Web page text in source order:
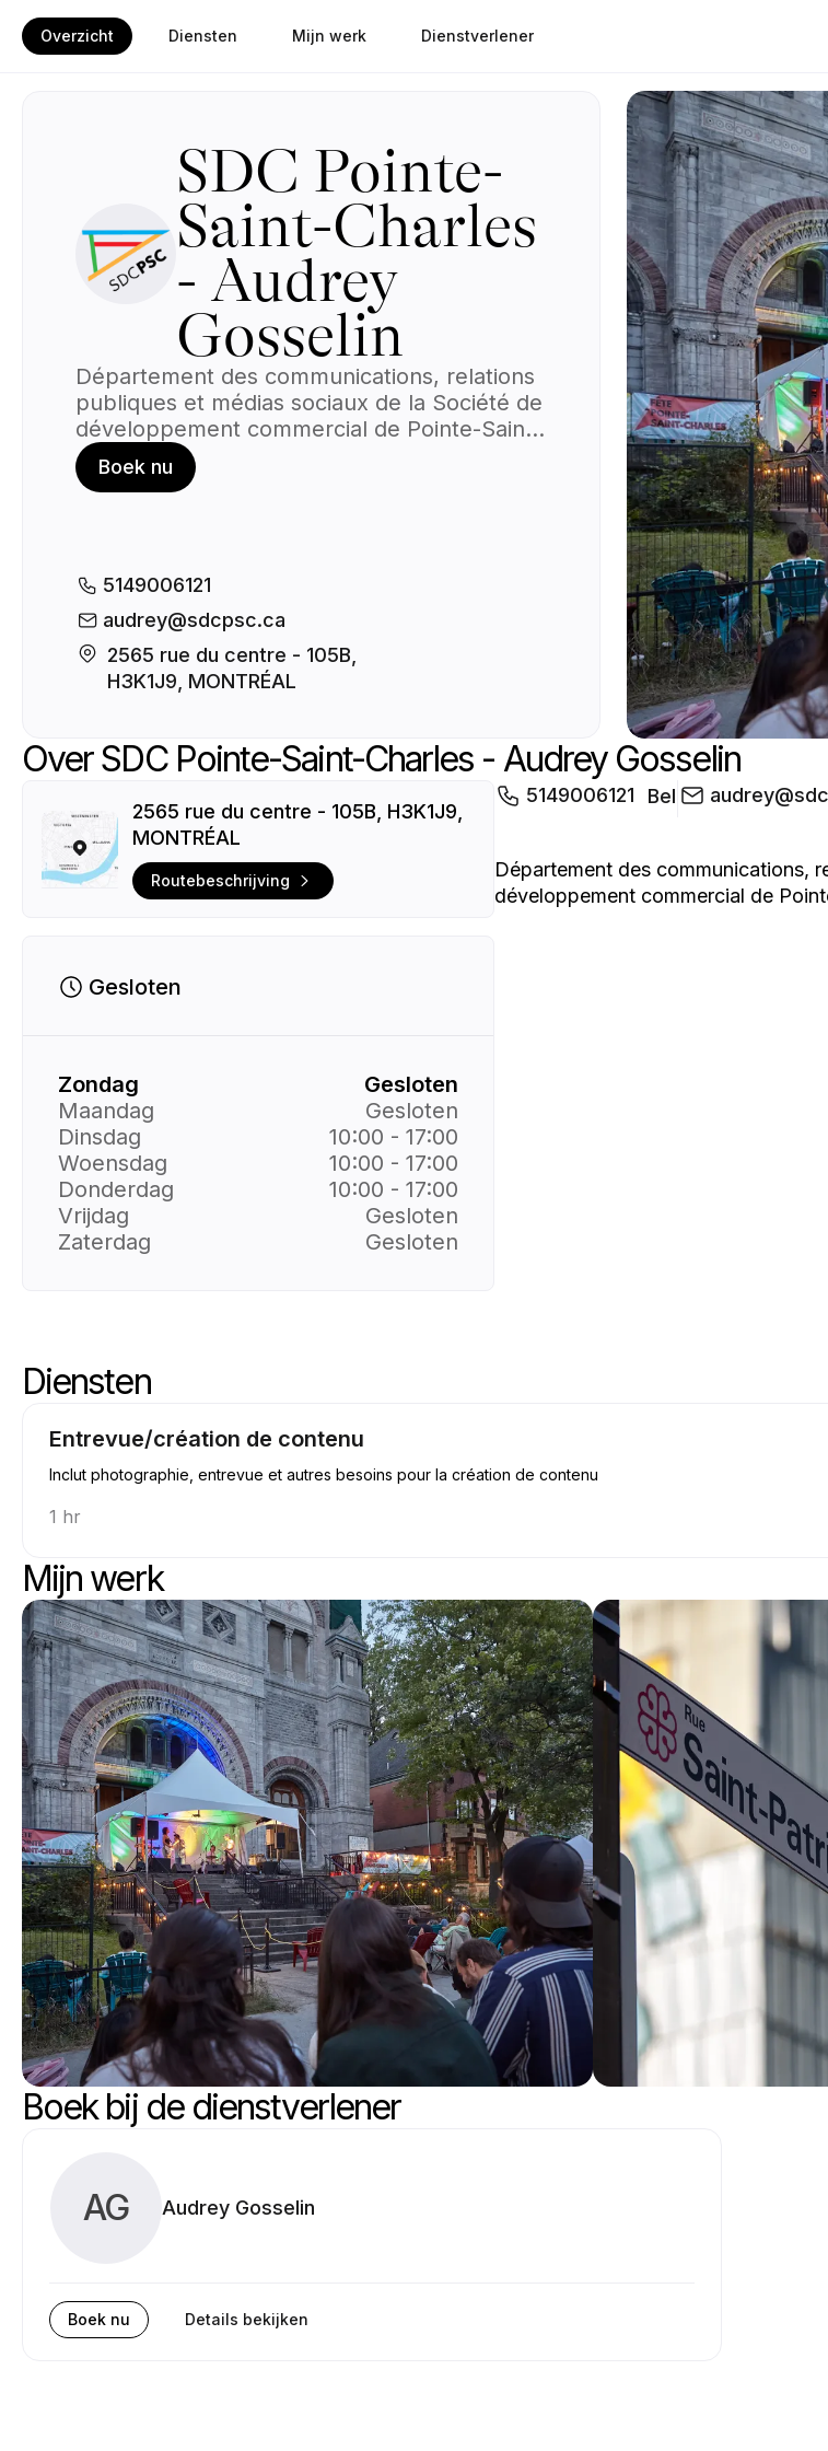
Overzicht Diensten Mijn werk Dienstverlener
SDC Pointe-
Saint-Charles
- Audrey
Gosselin
Département des communications, relations
publiques et médias sociaux de la Société de
développement commercial de Pointe-Saint-
Charles. 📱✨
Boek nu
5149006121
audrey@sdcpsc.ca
2565 rue du centre - 105B,
H3K1J9, MONTRÉAL
Over SDC Pointe-Saint-Charles - Audrey Gosselin
2565 rue du centre - 105B, H3K1J9,
MONTRÉAL
Routebeschrijving
Gesloten
Zondag
Gesloten
Maandag
Gesloten
Dinsdag
10:00 - 17:00
Woensdag
10:00 - 17:00
Donderdag
10:00 - 17:00
Vrijdag
Gesloten
Zaterdag
Gesloten
5149006121 Bel
Département des communications,
développement commercial de
Diensten
Entrevue/création de contenu
Inclut photographie, entrevue et autres besoins pour la création de contenu
1 hr
Mijn werk
Boek bij de dienstverlener
AG Audrey Gosselin
Boek nu Details bekijken